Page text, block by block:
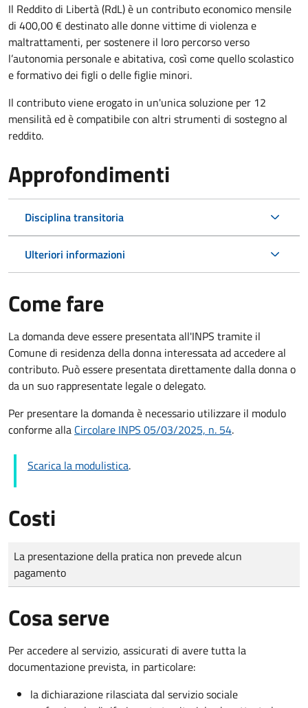
Il Reddito di Libertà (RdL) è un contributo economico mensile
di 400,00 € destinato alle donne vittime di violenza e
maltrattamenti, per sostenere il loro percorso verso
l’autonomia personale e abitativa, così come quello scolastico
e formativo dei figli o delle figlie minori.
Il contributo viene erogato in un'unica soluzione per 12
mensilità ed è compatibile con altri strumenti di sostegno al
reddito.
Approfondimenti
Disciplina transitoria
Ulteriori informazioni
Come fare
La domanda deve essere presentata all'INPS tramite il
Comune di residenza della donna interessata ad accedere al
contributo. Può essere presentata direttamente dalla donna o
da un suo rappresentate legale o delegato.
Per presentare la domanda è necessario utilizzare il modulo
conforme alla Circolare INPS 05/03/2025, n. 54.
Scarica la modulistica.
Costi
Tipo di pagamento
Importo
La presentazione della pratica non prevede alcun
pagamento
Cosa serve
Per accedere al servizio, assicurati di avere tutta la
documentazione prevista, in particolare:
la dichiarazione rilasciata dal servizio sociale